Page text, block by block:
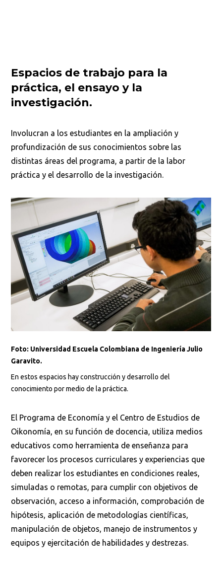
Espacios de trabajo para la
práctica, el ensayo y la
investigación.
Involucran a los estudiantes en la ampliación y
profundización de sus conocimientos sobre las
distintas áreas del programa, a partir de la labor
práctica y el desarrollo de la investigación.
Foto: Universidad Escuela Colombiana de Ingeniería Julio
Garavito.
En estos espacios hay construcción y desarrollo del
conocimiento por medio de la práctica.
El Programa de Economía y el Centro de Estudios de
Oikonomía, en su función de docencia, utiliza medios
educativos como herramienta de enseñanza para
favorecer los procesos curriculares y experiencias que
deben realizar los estudiantes en condiciones reales,
simuladas o remotas, para cumplir con objetivos de
observación, acceso a información, comprobación de
hipótesis, aplicación de metodologías científicas,
manipulación de objetos, manejo de instrumentos y
equipos y ejercitación de habilidades y destrezas.